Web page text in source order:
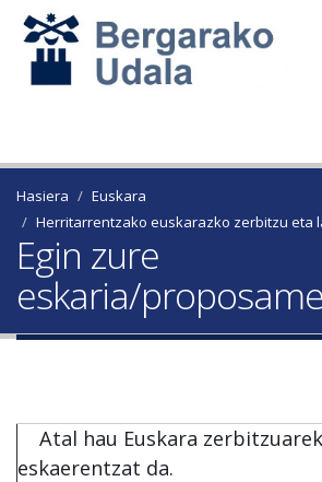
Hasiera
Euskara
Herritarrentzako euskarazko zerbitzu eta
Egin zure
eskaria/
Atal hau Euskara
eskaerentzat da.